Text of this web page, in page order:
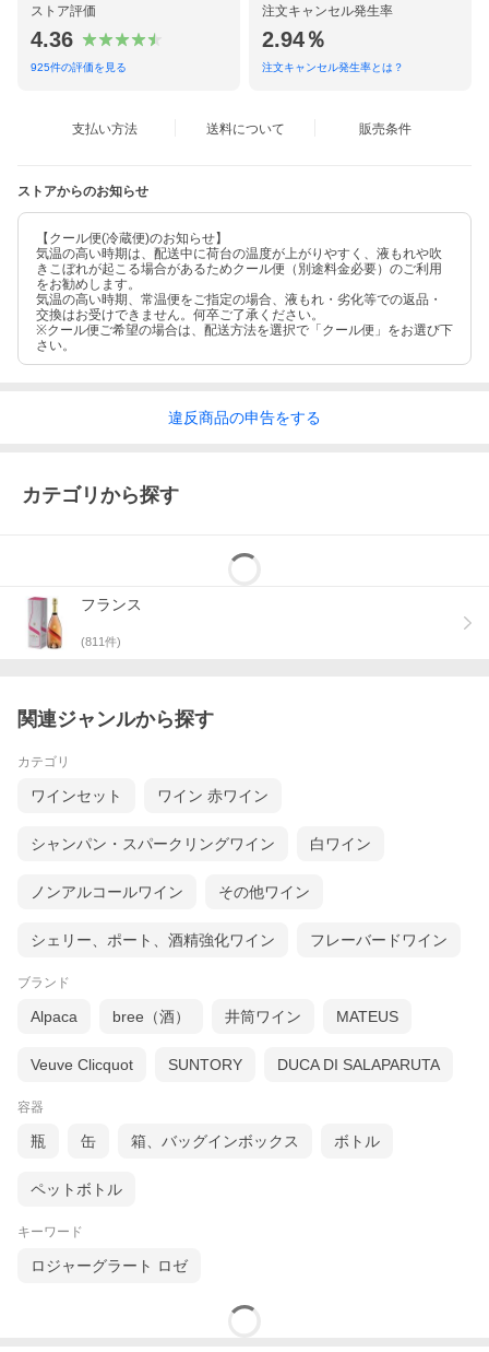
ストア評価
4.36
925件の評価を見る
注文キャンセル発生率
2.94％
注文キャンセル発生率とは？
支払い方法 送料について 販売条件
ストアからのお知らせ
【クール便(冷蔵便)のお知らせ】
気温の高い時期は、配送中に荷台の温度が上がりやすく、液もれや吹
きこぼれが起こる場合があるためクール便（別途料金必要）のご利用
をお勧めします。
気温の高い時期、常温便をご指定の場合、液もれ・劣化等での返品・
交換はお受けできません。何卒ご了承ください。
※クール便ご希望の場合は、配送方法を選択で「クール便」をお選び下
さい。
違反商品の申告をする
カテゴリから探す
フランス
(811件)
関連ジャンルから探す
カテゴリ
ワインセット ワイン 赤ワイン
シャンパン・スパークリングワイン 白ワイン
ノンアルコールワイン その他ワイン
シェリー、ポート、酒精強化ワイン フレーバードワイン
ブランド
Alpaca bree（酒） 井筒ワイン MATEUS
Veuve Clicquot SUNTORY DUCA DI SALAPARUTA
容器
瓶 缶 箱、バッグインボックス ボトル
ペットボトル
キーワード
ロジャーグラート ロゼ